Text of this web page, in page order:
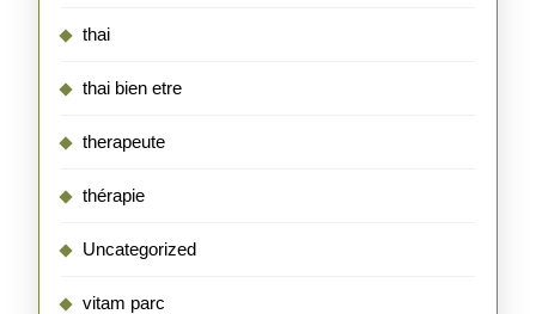
thai
thai bien etre
therapeute
thérapie
Uncategorized
vitam parc